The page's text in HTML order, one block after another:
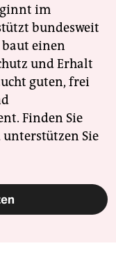
im
bundesweit
einen
und Erhalt
guten, frei
Finden Sie
unterstützen Sie